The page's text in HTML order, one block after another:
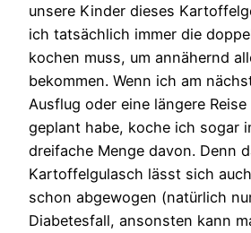
unsere Kinder dieses
ich tatsächlich immer die
kochen muss, um annähernd
bekommen. Wenn ich am
Ausflug oder eine längere
geplant habe, koche ich sogar
dreifache Menge davon. Denn
Kartoffelgulasch lässt sich
schon abgewogen (natürlich
Diabetesfall, ansonsten kann